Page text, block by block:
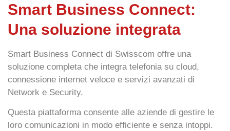
Smart Business Connect:
Una soluzione integrata
Smart Business Connect di Swisscom offre una
soluzione completa che integra telefonia su cloud,
connessione internet veloce e servizi avanzati di
Network e Security.
Questa piattaforma consente alle aziende di gestire le
loro comunicazioni in modo efficiente e senza intoppi.